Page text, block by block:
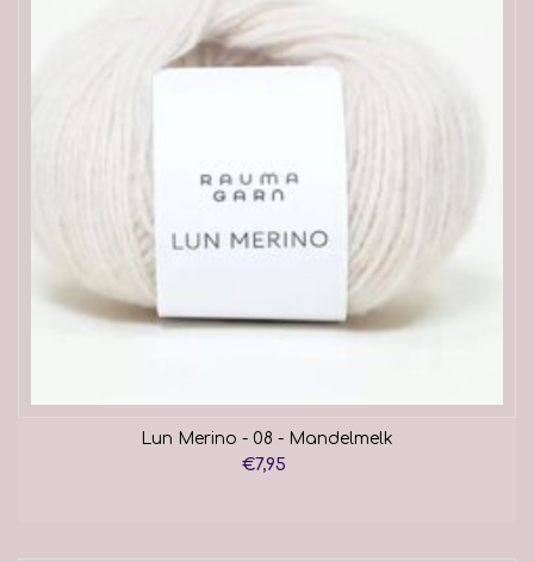
Lun Merino - 08 - Mandelmelk
€7,95